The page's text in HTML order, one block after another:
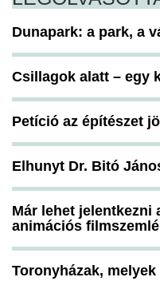
Dunapark: a park, a
Csillagok alatt – egy
Petíció az építészet
Elhunyt Dr. Bitó
Már lehet jelentkezni
animációs
Toronyházak,